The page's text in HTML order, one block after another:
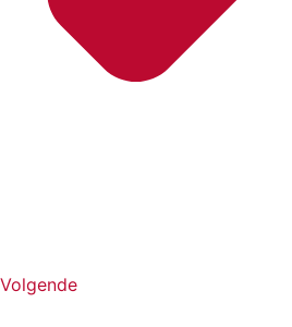
Volgende